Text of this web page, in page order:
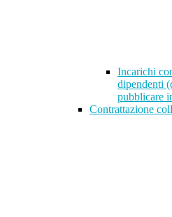
Incarichi
dipendenti
pubblicare
Contrattazione